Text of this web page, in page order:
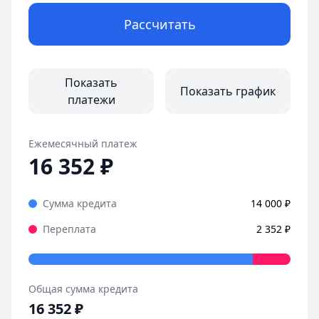
Дата:25 октября 2025 г.
Взяла займ в Joymoney за несколько минут. Деньги на
Страницы отзывов:
Рассчитать
Показать
платежи
Показать график
Ежемесячный платеж
16 352₽
Сумма кредита 14 000 ₽
Переплата
2 352 ₽
Общая сумма кредита
16 352₽